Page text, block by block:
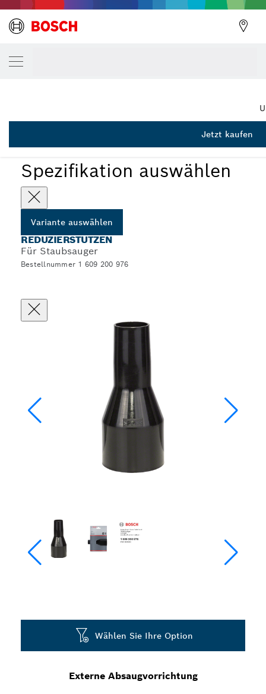
Spezifikation auswählen
Variante auswählen
REDUZIERSTUTZEN
Für Staubsauger
Bestellnummer 1 609 200 976
Externe Absaugvorrichtung
Wählen Sie Ihre Option
DEINE AUSGEWÄHLTE VARIANTE
1 609 200 976
Jetzt kaufen